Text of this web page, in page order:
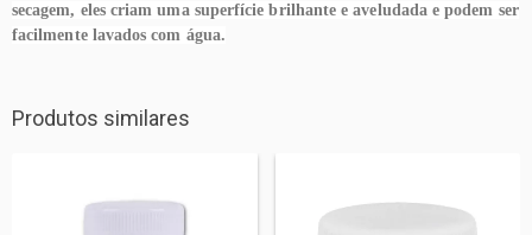
secagem, eles criam uma superfície brilhante e aveludada e podem ser
facilmente lavados com água.
Produtos similares